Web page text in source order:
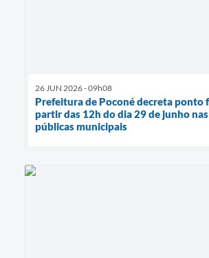
26 JUN 2026 - 09h08
Prefeitura de Poconé decreta ponto
partir das 12h do dia 29 de junho
públicas municipais